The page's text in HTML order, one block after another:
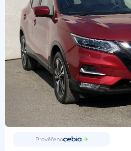
Prověřeno